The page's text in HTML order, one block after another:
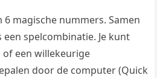
magische nummers. Samen
spelcombinatie. Je kunt
een willekeurige
door de computer (Quick